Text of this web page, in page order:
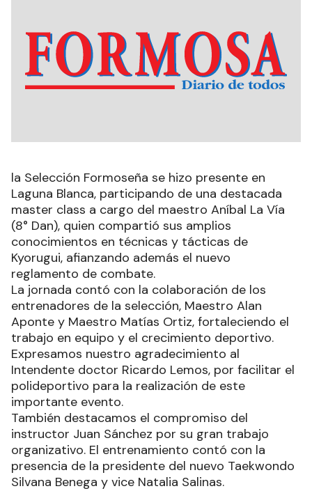
la Selección Formoseña se hizo presente en
Laguna Blanca, participando de una destacada
master class a cargo del maestro Aníbal La Vía
(8° Dan), quien compartió sus amplios
conocimientos en técnicas y tácticas de
Kyorugui, afianzando además el nuevo
reglamento de combate.
La jornada contó con la colaboración de los
entrenadores de la selección, Maestro Alan
Aponte y Maestro Matías Ortiz, fortaleciendo el
trabajo en equipo y el crecimiento deportivo.
Expresamos nuestro agradecimiento al
Intendente doctor Ricardo Lemos, por facilitar el
polideportivo para la realización de este
importante evento.
También destacamos el compromiso del
instructor Juan Sánchez por su gran trabajo
organizativo. El entrenamiento contó con la
presencia de la presidente del nuevo Taekwondo
Silvana Benega y vice Natalia Salinas.